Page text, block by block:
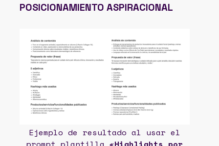
POSICIONAMIENTO ASPIRACIONAL
Ejemplo de resultado al usar el